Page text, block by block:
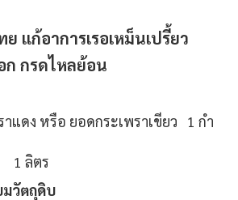
แก้อาการเรอเหม็นเปรี้ยว
ก กรดไหลย้อน
าแดง หรือ ยอดกระเพราเขียว 1 กำ
1 ลิตร
มวัตถุดิบ